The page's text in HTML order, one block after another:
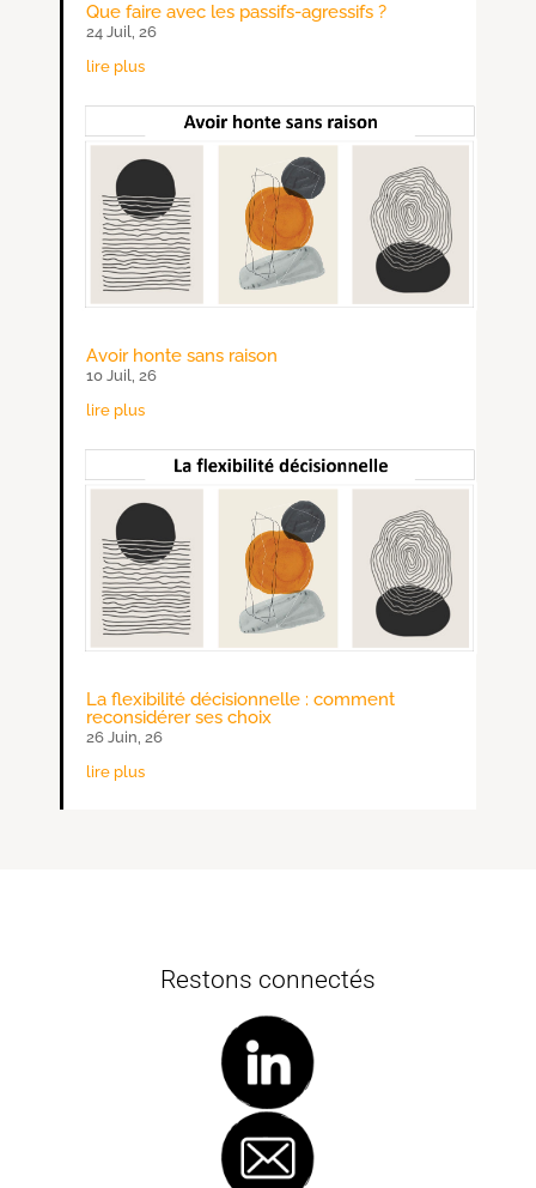
Que faire avec les passifs-agressifs ?
24 Juil, 26
lire plus
Avoir honte sans raison
10 Juil, 26
lire plus
La flexibilité décisionnelle : comment
reconsidérer ses choix
26 Juin, 26
lire plus
Restons connectés